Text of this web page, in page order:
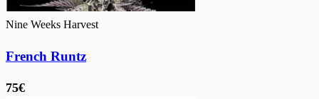
Nine Weeks Harvest
French Runtz
75€